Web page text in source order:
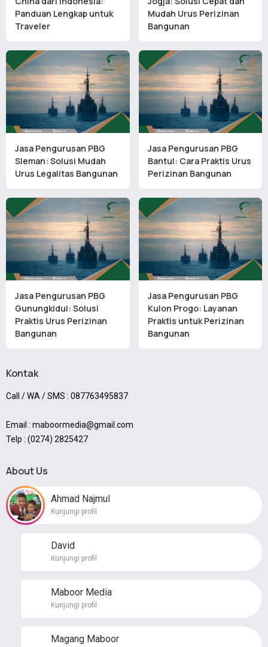
Panduan Lengkap untuk
Traveler
Mudah Urus Perizinan
Bangunan
Jasa Pengurusan PBG
Sleman: Solusi Mudah
Urus Legalitas Bangunan
Jasa Pengurusan PBG
Bantul: Cara Praktis Urus
Perizinan Bangunan
Jasa Pengurusan PBG
Gunungkidul: Solusi
Praktis Urus Perizinan
Bangunan
Jasa Pengurusan PBG
Kulon Progo: Layanan
Praktis untuk Perizinan
Bangunan
Kontak
Call / WA / SMS : 087763495837
Email : maboormedia@gmail.com
Telp : (0274) 2825427
About Us
Ahmad Najmul
Kunjungi profil
David
Kunjungi profil
Maboor Media
Kunjungi profil
Magang Maboor